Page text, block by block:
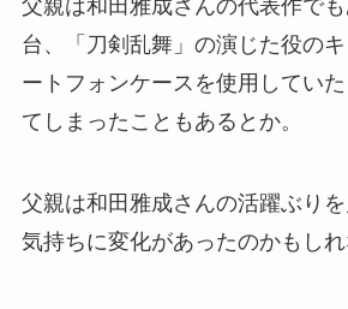
父親は和田雅成さんの代表作で
台、「刀剣乱舞」の演じた役の
ートフォンケースを使用してい
てしまったこともあるとか。
父親は和田雅成さんの活躍ぶり
気持ちに変化があったのかもしれ